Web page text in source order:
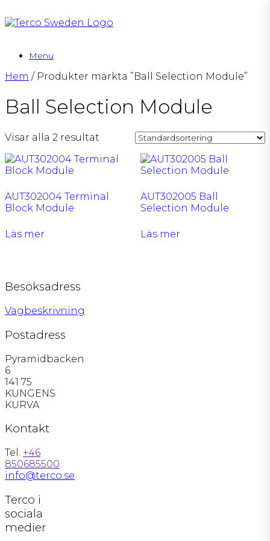
to
Menu
Hem / Produkter märkta ”Ball Selection Module”
Ball Selection Module
Visar alla 2 resultat
AUT302004 Terminal
Block Module
Läs mer
AUT302005 Ball
Selection Module
Läs mer
Besöksadress
Vägbeskrivning
Postadress
Pyramidbacken
6
141 75
KUNGENS
KURVA
Kontakt
Tel. +46
850685500
info@terco.se
Terco i
sociala
medier